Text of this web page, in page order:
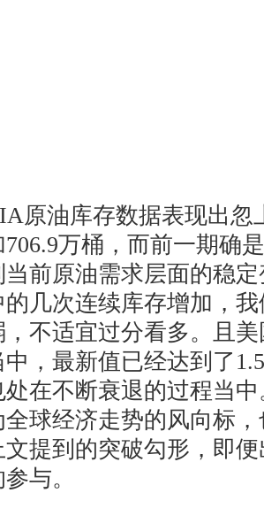
库存数据表现出忽
万桶，而前一期确
前原油需求层面的稳
的几次连续库存增加，
不适宜过分看多。且
，最新值已经达到了
在不断衰退的过程当
球经济走势的风向标
提到的突破勾形，即
与。